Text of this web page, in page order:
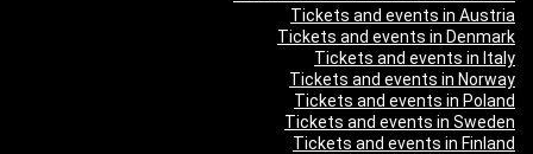
Tickets and events in Austria
Tickets and events in Denmark
Tickets and events in Italy
Tickets and events in Norway
Tickets and events in Poland
Tickets and events in Sweden
Tickets and events in Finland